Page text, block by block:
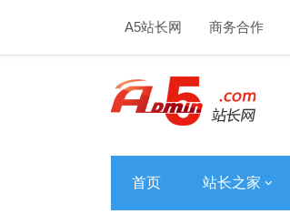
A5站长网 商务合作
首页 站长之家